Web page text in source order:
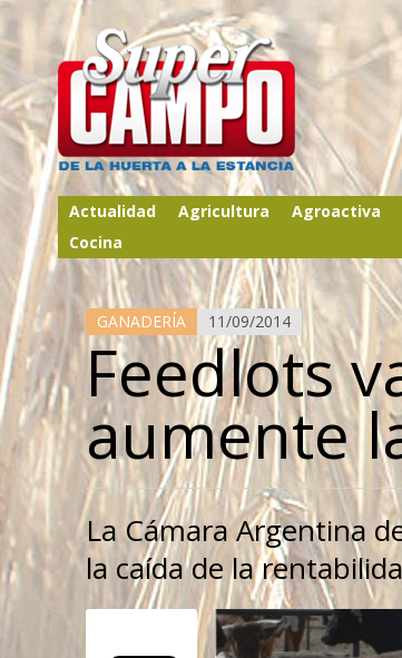
Actualidad Agricultura Agroactiva
Cocina
GANADERÍA 11/09/2014
Feedlots
aumente
La Cámara Argentina
la caída de la